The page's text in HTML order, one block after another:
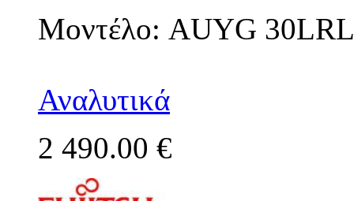
Μοντέλο: AUYG
Αναλυτικά
2 490.00 €